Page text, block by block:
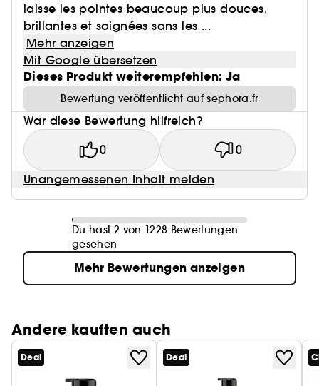
laisse les pointes beaucoup plus douces,
brillantes et soignées sans les ...
Mehr anzeigen
Mit Google übersetzen
Dieses Produkt weiterempfehlen: Ja
Bewertung veröffentlicht auf sephora.fr
War diese Bewertung hilfreich?
0 0
Unangemessenen Inhalt melden
Du hast 2 von 1228 Bewertungen
gesehen
Mehr Bewertungen anzeigen
Andere kauften auch
Deal Deal